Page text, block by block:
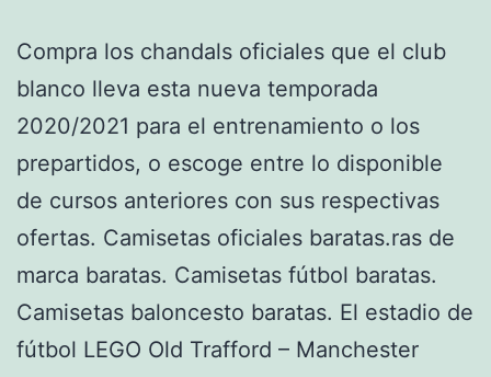
Compra los chandals oficiales que el club
blanco lleva esta nueva temporada
2020/2021 para el entrenamiento o los
prepartidos, o escoge entre lo disponible
de cursos anteriores con sus respectivas
ofertas. Camisetas oficiales baratas.ras de
marca baratas. Camisetas fútbol baratas.
Camisetas baloncesto baratas. El estadio de
fútbol LEGO Old Trafford – Manchester